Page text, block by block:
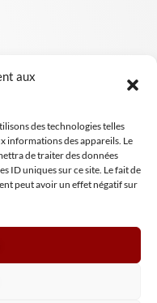
aux
des technologies telles
informations des appareils. Le
de traiter des données
ID uniques sur ce site. Le fait de
peut avoir un effet négatif sur